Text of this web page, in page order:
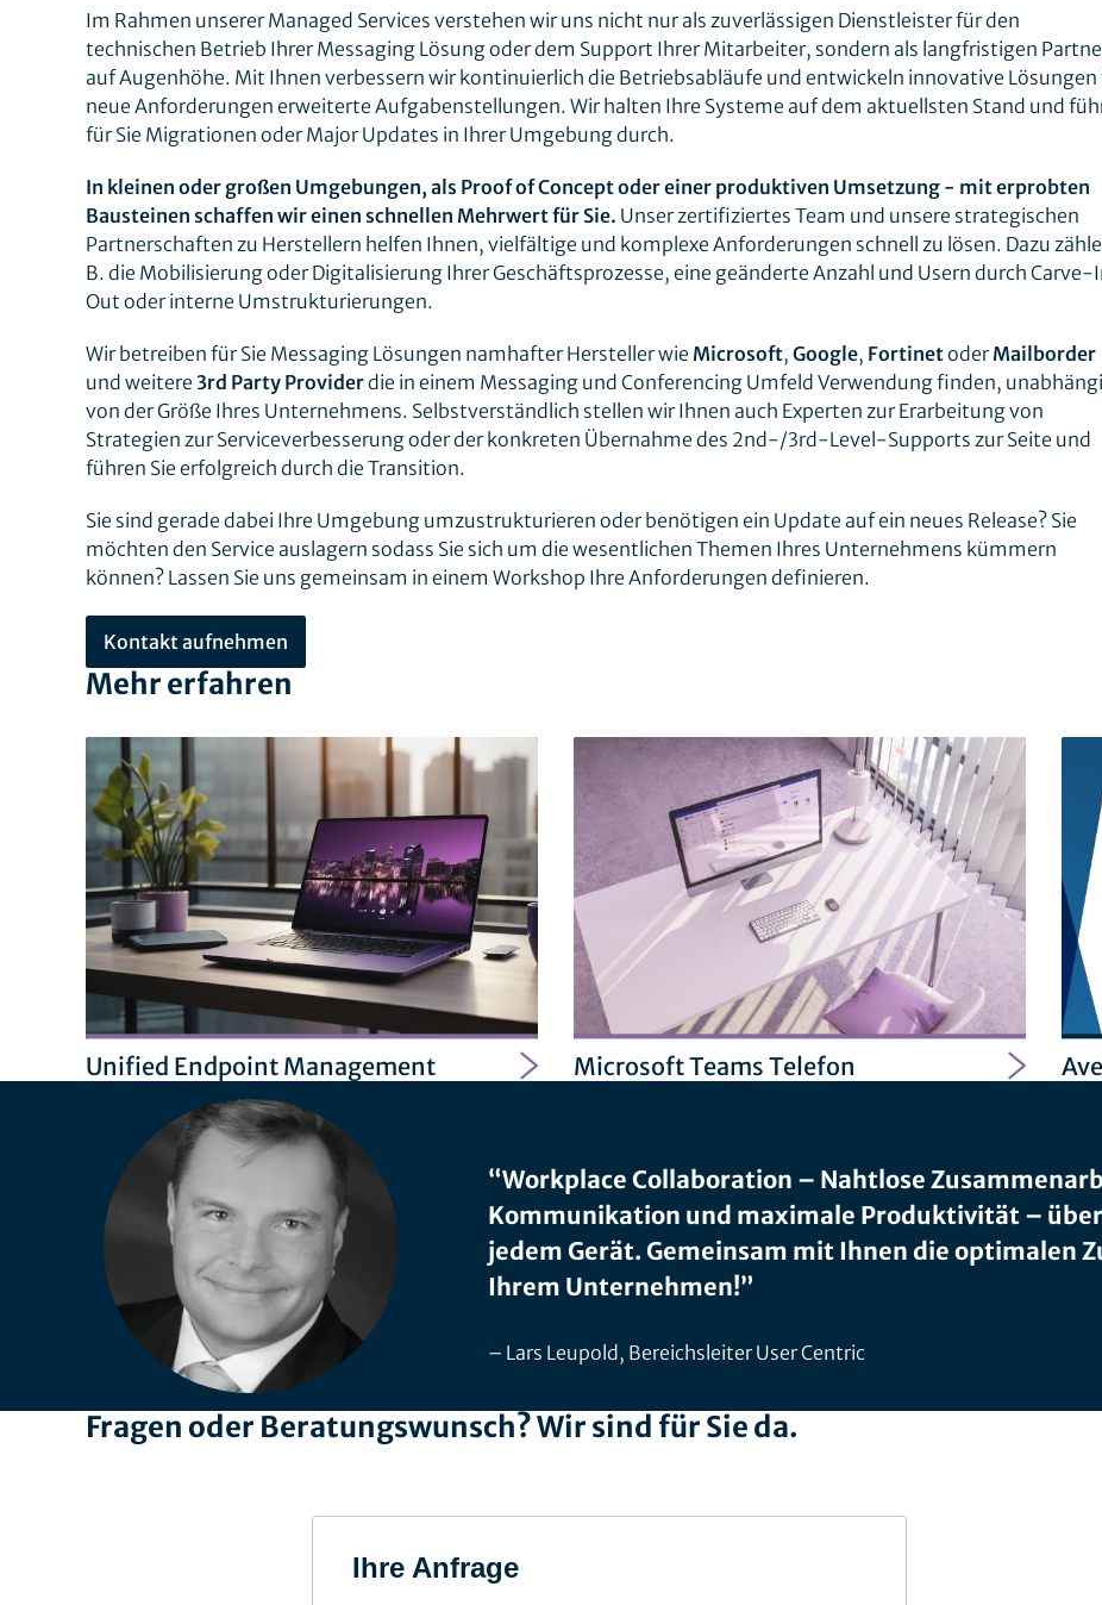
Im Rahmen unserer Managed Services verstehen wir uns nicht nur als zuverlässigen Dienstleister für den
technischen Betrieb Ihrer Messaging Lösung oder dem Support Ihrer Mitarbeiter, sondern als langfristigen
auf Augenhöhe. Mit Ihnen verbessern wir kontinuierlich die Betriebsabläufe und entwickeln innovative Lösungen
neue Anforderungen erweiterte Aufgabenstellungen. Wir halten Ihre Systeme auf dem aktuellsten Stand und
für Sie Migrationen oder Major Updates in Ihrer Umgebung durch.
In kleinen oder großen Umgebungen, als Proof of Concept oder einer produktiven Umsetzung - mit erprobten
Bausteinen schaffen wir einen schnellen Mehrwert für Sie. Unser zertifiziertes Team und unsere strategischen
Partnerschaften zu Herstellern helfen Ihnen, vielfältige und komplexe Anforderungen schnell zu lösen. Dazu
B. die Mobilisierung oder Digitalisierung Ihrer Geschäftsprozesse, eine geänderte Anzahl und Usern durch
Out oder interne Umstrukturierungen.
Wir betreiben für Sie Messaging Lösungen namhafter Hersteller wie Microsoft, Google, FortinetoderMailborder
und weitere 3rd Party Providerdie in einem Messaging und Conferencing Umfeld Verwendung finden,
von der Größe Ihres Unternehmens. Selbstverständlich stellen wir Ihnen auch Experten zur Erarbeitung von
Strategien zur Serviceverbesserung oder der konkreten Übernahme des 2nd-/3rd-Level-Supports zur Seite und
führen Sie erfolgreich durch die Transition.
Sie sind gerade dabei Ihre Umgebung umzustrukturieren oder benötigen ein Update auf ein neues Release? Sie
möchten den Service auslagern sodass Sie sich um die wesentlichen Themen Ihres Unternehmens kümmern
können? Lassen Sie uns gemeinsam in einem Workshop Ihre Anforderungen definieren.
Kontakt aufnehmen
Mehr erfahren
Unified Endpoint Management Microsoft Teams Telefon
“Workplace Collaboration – Nahtlose
Kommunikation und maximale Produktivität –
jedem Gerät. Gemeinsam mit Ihnen die optimalen
Ihrem Unternehmen!”
Lars Leupold, Bereichsleiter User Centric
Fragen oder Beratungswunsch? Wir sind für Sie da.